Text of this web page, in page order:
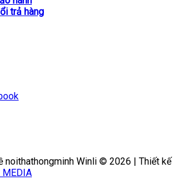
trả hàng
noithathongminh Winli © 2026 | Thiết kế
MEDIA